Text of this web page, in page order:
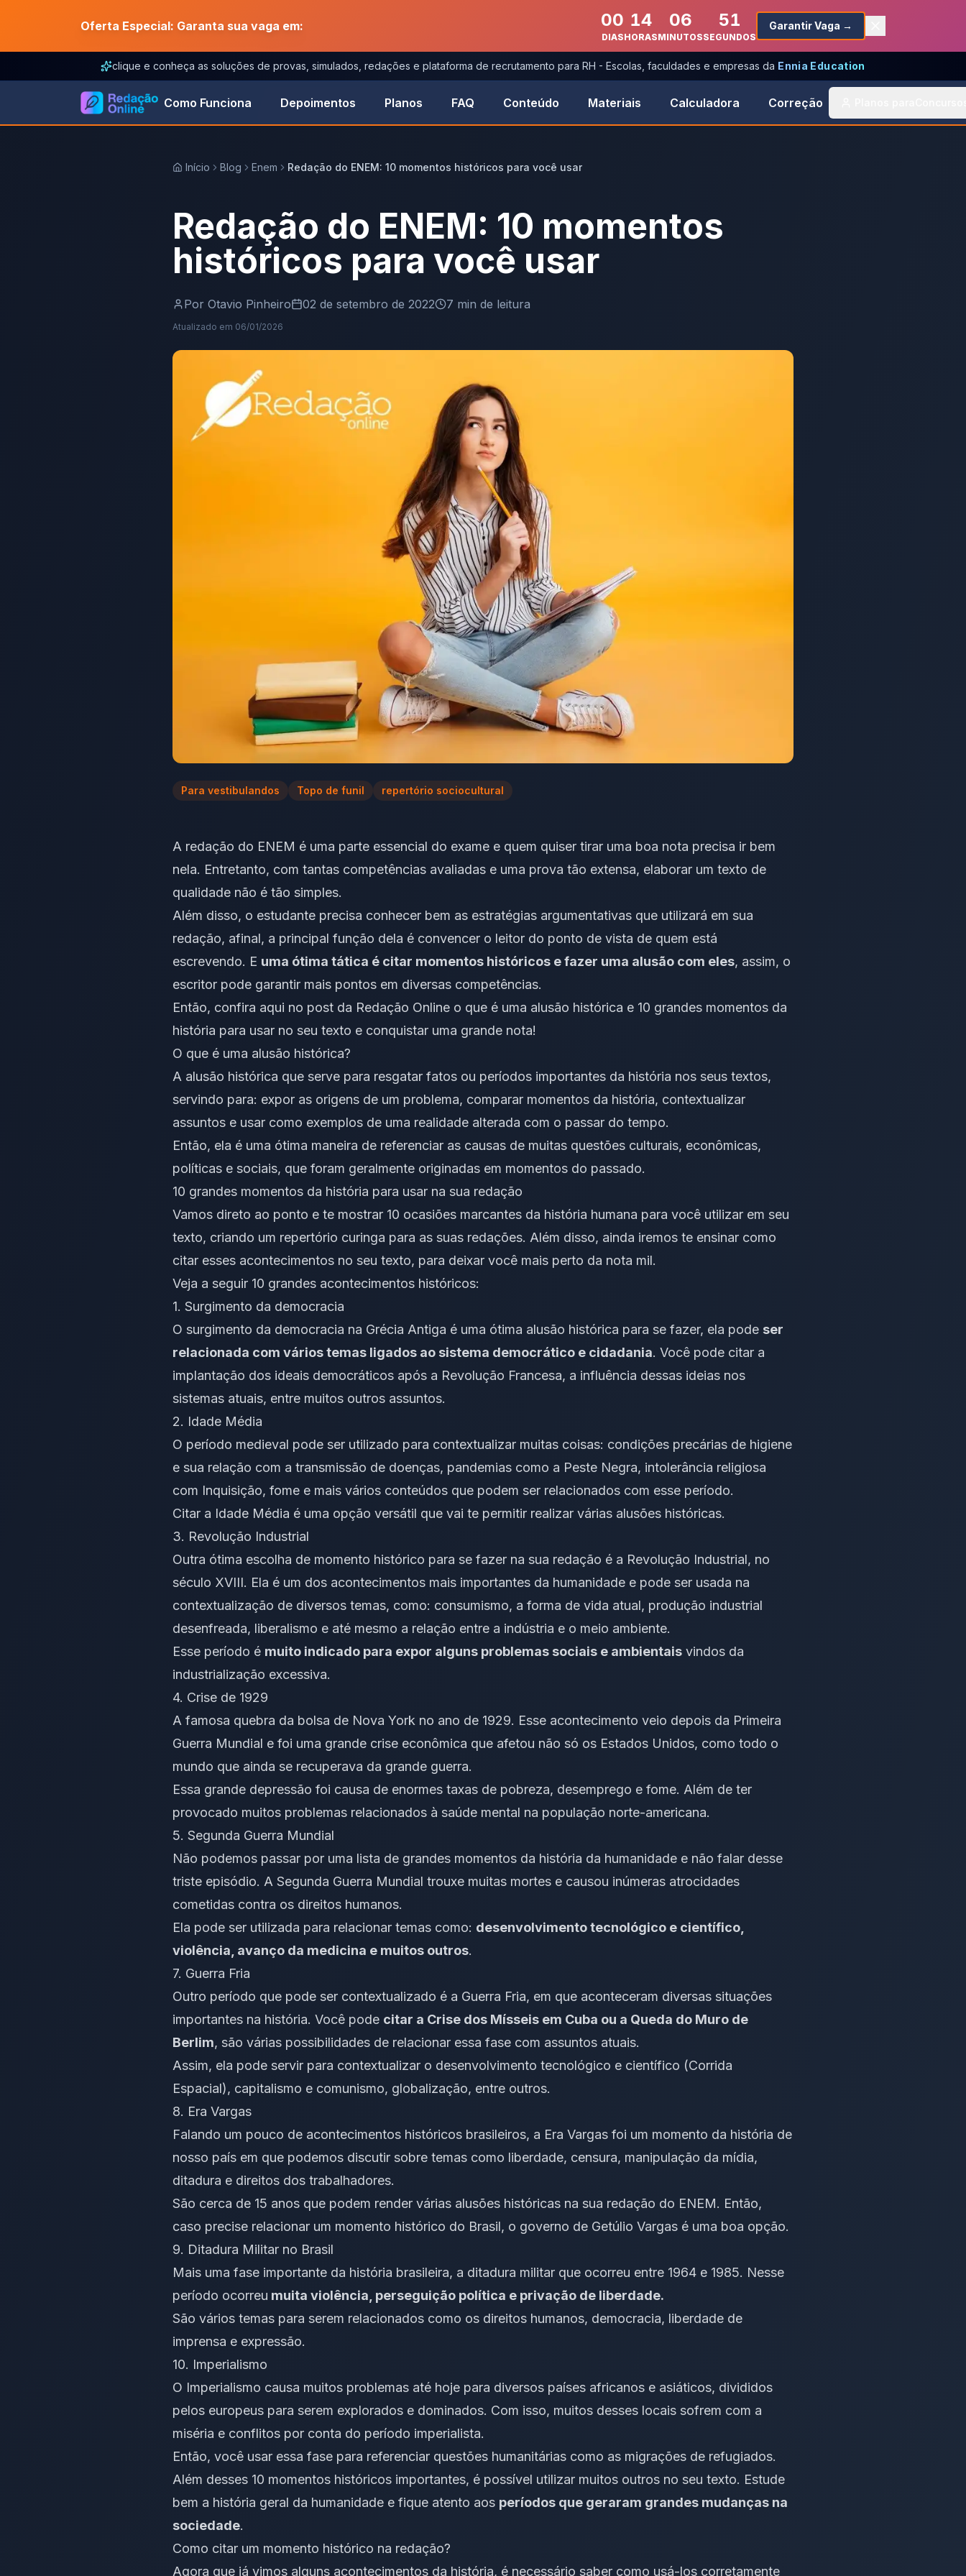
Oferta Especial: Garanta sua vaga em: 00
DIAS
14
HORAS
06
MINUTOS
51
SEGUNDOS
Garantir Vaga →
clique e conheça as soluções de provas, simulados, redações e plataforma de recrutamento para RH - Escolas, faculdades e empresas da Ennia Education
Como Funciona Depoimentos Planos FAQ Conteúdo Materiais Calculadora Correção
Início Blog Enem Redação do ENEM: 10 momentos históricos para você usar
Redação do ENEM: 10 momentos
históricos para você usar
Por Otavio Pinheiro 02 de setembro de 2022 7 min de leitura
Atualizado em 06/01/2026
Para vestibulandos Topo de funil repertório sociocultural
A redação do ENEM é uma parte essencial do exame e quem quiser tirar uma boa nota precisa ir bem
nela. Entretanto, com tantas competências avaliadas e uma prova tão extensa, elaborar um texto de
qualidade não é tão simples.
Além disso, o estudante precisa conhecer bem as estratégias argumentativas que utilizará em sua
redação, afinal, a principal função dela é convencer o leitor do ponto de vista de quem está
escrevendo. E uma ótima tática é citar momentos históricos e fazer uma alusão com eles, assim, o
escritor pode garantir mais pontos em diversas competências.
Então, confira aqui no post da Redação Online o que é uma alusão histórica e 10 grandes momentos da
história para usar no seu texto e conquistar uma grande nota!
O que é uma alusão histórica?
A alusão histórica que serve para resgatar fatos ou períodos importantes da história nos seus textos,
servindo para: expor as origens de um problema, comparar momentos da história, contextualizar
assuntos e usar como exemplos de uma realidade alterada com o passar do tempo.
Então, ela é uma ótima maneira de referenciar as causas de muitas questões culturais, econômicas,
políticas e sociais, que foram geralmente originadas em momentos do passado.
10 grandes momentos da história para usar na sua redação
Vamos direto ao ponto e te mostrar 10 ocasiões marcantes da história humana para você utilizar em seu
texto, criando um repertório curinga para as suas redações. Além disso, ainda iremos te ensinar como
citar esses acontecimentos no seu texto, para deixar você mais perto da nota mil.
Veja a seguir 10 grandes acontecimentos históricos:
1. Surgimento da democracia
O surgimento da democracia na Grécia Antiga é uma ótima alusão histórica para se fazer, ela pode ser
relacionada com vários temas ligados ao sistema democrático e cidadania. Você pode citar a
implantação dos ideais democráticos após a Revolução Francesa, a influência dessas ideias nos
sistemas atuais, entre muitos outros assuntos.
2. Idade Média
O período medieval pode ser utilizado para contextualizar muitas coisas: condições precárias de higiene
e sua relação com a transmissão de doenças, pandemias como a Peste Negra, intolerância religiosa
com Inquisição, fome e mais vários conteúdos que podem ser relacionados com esse período.
Citar a Idade Média é uma opção versátil que vai te permitir realizar várias alusões históricas.
3. Revolução Industrial
Outra ótima escolha de momento histórico para se fazer na sua redação é a Revolução Industrial, no
século XVIII. Ela é um dos acontecimentos mais importantes da humanidade e pode ser usada na
contextualização de diversos temas, como: consumismo, a forma de vida atual, produção industrial
desenfreada, liberalismo e até mesmo a relação entre a indústria e o meio ambiente.
Esse período é muito indicado para expor alguns problemas sociais e ambientais vindos da
industrialização excessiva.
4. Crise de 1929
A famosa quebra da bolsa de Nova York no ano de 1929. Esse acontecimento veio depois da Primeira
Guerra Mundial e foi uma grande crise econômica que afetou não só os Estados Unidos, como todo o
mundo que ainda se recuperava da grande guerra.
Essa grande depressão foi causa de enormes taxas de pobreza, desemprego e fome. Além de ter
provocado muitos problemas relacionados à saúde mental na população norte-americana.
5. Segunda Guerra Mundial
Não podemos passar por uma lista de grandes momentos da história da humanidade e não falar desse
triste episódio. A Segunda Guerra Mundial trouxe muitas mortes e causou inúmeras atrocidades
cometidas contra os direitos humanos.
Ela pode ser utilizada para relacionar temas como: desenvolvimento tecnológico e científico,
violência, avanço da medicina e muitos outros.
7. Guerra Fria
Outro período que pode ser contextualizado é a Guerra Fria, em que aconteceram diversas situações
importantes na história. Você pode citar a Crise dos Mísseis em Cuba ou a Queda do Muro de
Berlim, são várias possibilidades de relacionar essa fase com assuntos atuais.
Assim, ela pode servir para contextualizar o desenvolvimento tecnológico e científico (Corrida
Espacial), capitalismo e comunismo, globalização, entre outros.
8. Era Vargas
Falando um pouco de acontecimentos históricos brasileiros, a Era Vargas foi um momento da história de
nosso país em que podemos discutir sobre temas como liberdade, censura, manipulação da mídia,
ditadura e direitos dos trabalhadores.
São cerca de 15 anos que podem render várias alusões históricas na sua redação do ENEM. Então,
caso precise relacionar um momento histórico do Brasil, o governo de Getúlio Vargas é uma boa opção.
9. Ditadura Militar no Brasil
Mais uma fase importante da história brasileira, a ditadura militar que ocorreu entre 1964 e 1985. Nesse
período ocorreu muita violência, perseguição política e privação de liberdade.
São vários temas para serem relacionados como os direitos humanos, democracia, liberdade de
imprensa e expressão.
10. Imperialismo
O Imperialismo causa muitos problemas até hoje para diversos países africanos e asiáticos, divididos
pelos europeus para serem explorados e dominados. Com isso, muitos desses locais sofrem com a
miséria e conflitos por conta do período imperialista.
Então, você usar essa fase para referenciar questões humanitárias como as migrações de refugiados.
Além desses 10 momentos históricos importantes, é possível utilizar muitos outros no seu texto. Estude
bem a história geral da humanidade e fique atento aos períodos que geraram grandes mudanças na
sociedade.
Como citar um momento histórico na redação?
Agora que já vimos alguns acontecimentos da história, é necessário saber como usá-los corretamente